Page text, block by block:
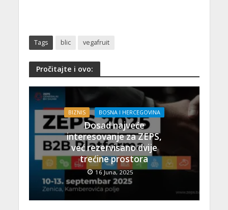
Tags blic vegafruit
Pročitajte i ovo:
BIZNIS BOSNA I HERCEGOVINA
Dosad najveće
interesovanje za ZEPS,
već rezervisano dvije
trećine prostora
16 Juna, 2025